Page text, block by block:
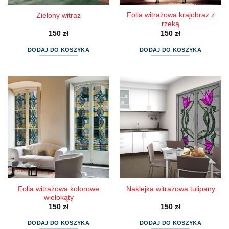
Zielony witraż
150 zł
DODAJ DO KOSZYKA
Folia witrażowa krajobraz z
rzeką
150 zł
DODAJ DO KOSZYKA
Folia witrażowa kolorowe
wielokąty
150 zł
DODAJ DO KOSZYKA
Naklejka witrażowa tulipany
150 zł
DODAJ DO KOSZYKA